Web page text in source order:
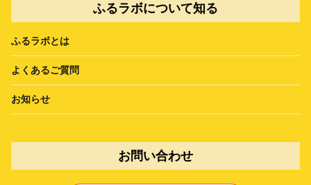
ふるラボについて知る
ふるラボとは
よくあるご質問
お知らせ
お問い合わせ